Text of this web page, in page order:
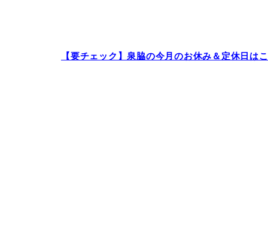
【要チェック】泉脇の今月のお休み＆定休日は